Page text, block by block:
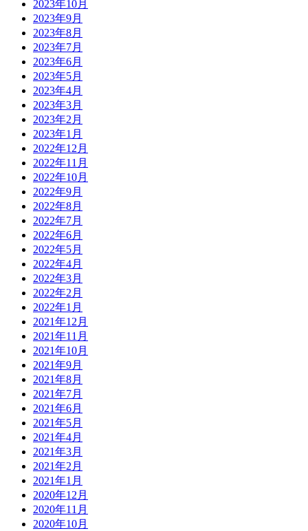
2023年10月
2023年9月
2023年8月
2023年7月
2023年6月
2023年5月
2023年4月
2023年3月
2023年2月
2023年1月
2022年12月
2022年11月
2022年10月
2022年9月
2022年8月
2022年7月
2022年6月
2022年5月
2022年4月
2022年3月
2022年2月
2022年1月
2021年12月
2021年11月
2021年10月
2021年9月
2021年8月
2021年7月
2021年6月
2021年5月
2021年4月
2021年3月
2021年2月
2021年1月
2020年12月
2020年11月
2020年10月